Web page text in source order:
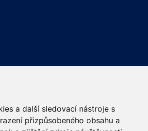
a další sledovací nástroje s
přizpůsobeného obsahu a